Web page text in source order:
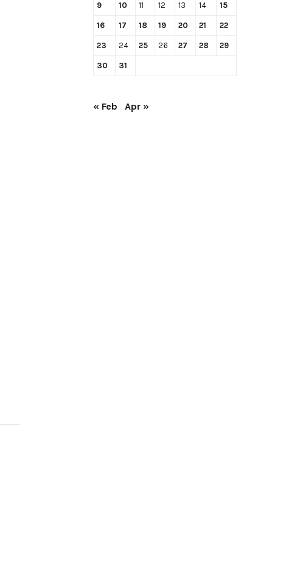
9 10 11 12 13 14 15
16 17 18 19 20 21 22
23 24 25 26 27 28 29
30 31
« Feb Apr »